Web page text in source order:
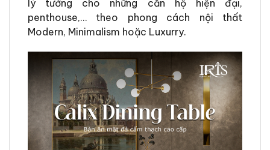
lý tưởng cho những căn hộ hiện đại,
penthouse,… theo phong cách nội thất
Modern, Minimalism hoặc Luxurry.